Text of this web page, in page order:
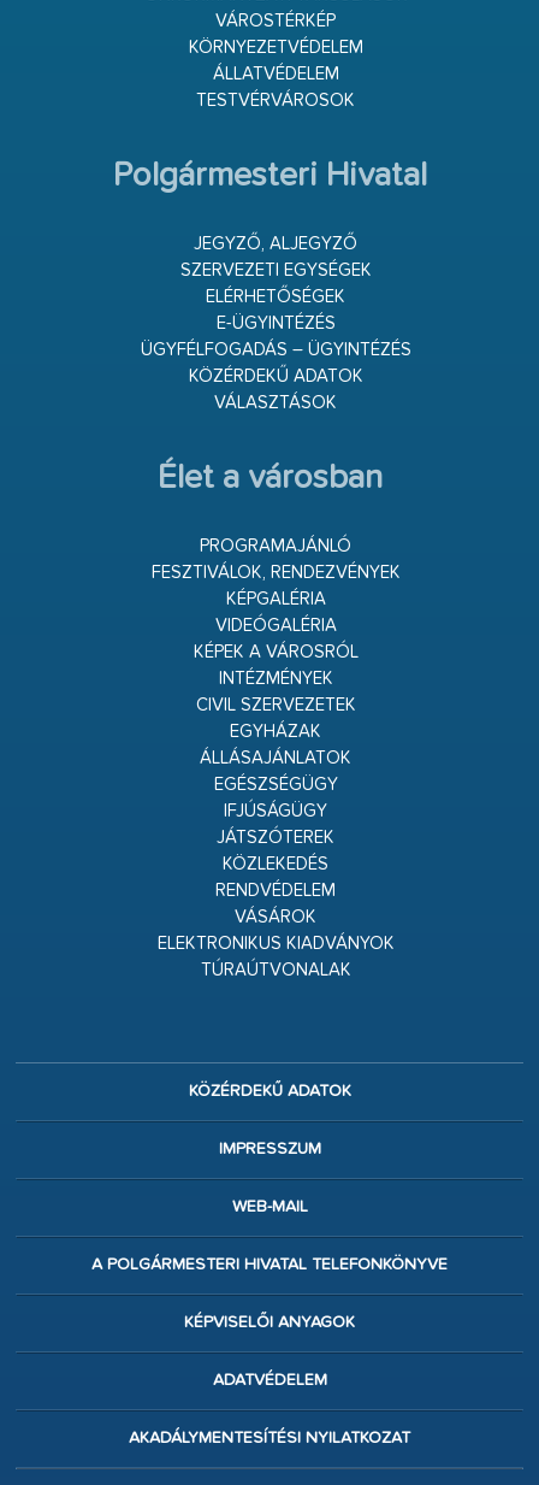
VÁROSTÉRKÉP
KÖRNYEZETVÉDELEM
ÁLLATVÉDELEM
TESTVÉRVÁROSOK
Polgármesteri Hivatal
JEGYZŐ, ALJEGYZŐ
SZERVEZETI EGYSÉGEK
ELÉRHETŐSÉGEK
E-ÜGYINTÉZÉS
ÜGYFÉLFOGADÁS – ÜGYINTÉZÉS
KÖZÉRDEKŰ ADATOK
VÁLASZTÁSOK
Élet a városban
PROGRAMAJÁNLÓ
FESZTIVÁLOK, RENDEZVÉNYEK
KÉPGALÉRIA
VIDEÓGALÉRIA
KÉPEK A VÁROSRÓL
INTÉZMÉNYEK
CIVIL SZERVEZETEK
EGYHÁZAK
ÁLLÁSAJÁNLATOK
EGÉSZSÉGÜGY
IFJÚSÁGÜGY
JÁTSZÓTEREK
KÖZLEKEDÉS
RENDVÉDELEM
VÁSÁROK
ELEKTRONIKUS KIADVÁNYOK
TÚRAÚTVONALAK
KÖZÉRDEKŰ ADATOK
IMPRESSZUM
WEB-MAIL
A POLGÁRMESTERI HIVATAL TELEFONKÖNYVE
KÉPVISELŐI ANYAGOK
ADATVÉDELEM
AKADÁLYMENTESÍTÉSI NYILATKOZAT